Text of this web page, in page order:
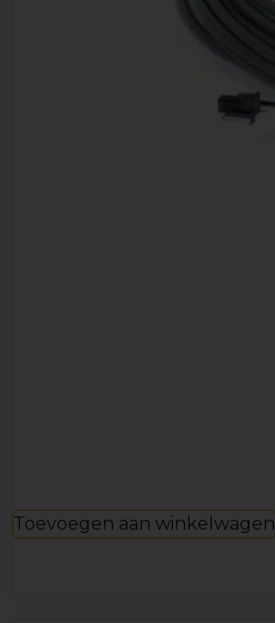
Toevoegen aan winkelwagen